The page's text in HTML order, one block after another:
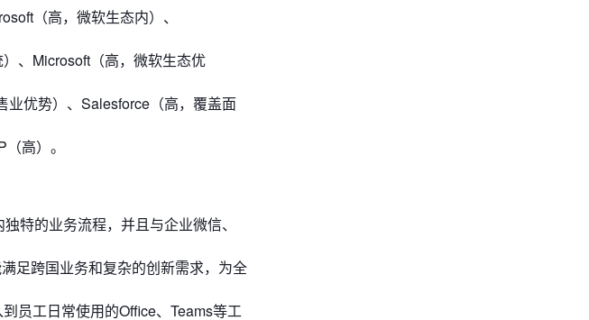
（高，微软生态内）、
、Microsoft（高，微软生态优
业优势）、Salesforce（高，覆盖面
高）。
特的业务流程，并且与企业微信、
足跨国业务和复杂的创新需求，为全
员工日常使用的Office、Teams等工